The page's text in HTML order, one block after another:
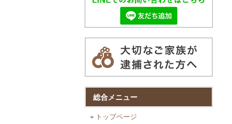
総合メニュー
トップページ